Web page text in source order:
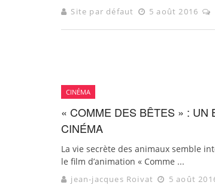
Site par défaut 5 août 2016
CINÉMA
« COMME DES BÊTES » : UN
CINÉMA
La vie secrète des animaux semble
le film d’animation « Comme ...
jean-jacques Roivat 5 août